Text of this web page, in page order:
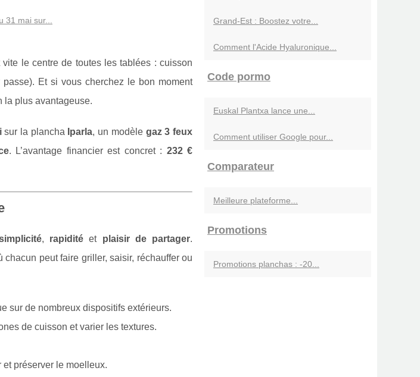
31 mai sur...
le centre de toutes les tablées : cuisson
Et si vous cherchez le bon moment
la plus avantageuse.
sur la plancha Iparla, un modèle gaz 3 feux
. L’avantage financier est concret : 232 €
, rapidité et plaisir de partager.
peut faire griller, saisir, réchauffer ou
sur de nombreux dispositifs extérieurs.
de cuisson et varier les textures.
préserver le moelleux.
Grand-Est : Boostez votre...
Comment l'Acide Hyaluronique...
Code pormo
Euskal Plantxa lance une...
Comment utiliser Google pour...
Comparateur
Meilleure plateforme...
Promotions
Promotions planchas : -20...